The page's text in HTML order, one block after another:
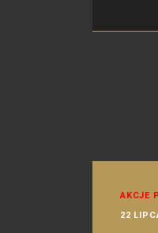
AKCJE
22